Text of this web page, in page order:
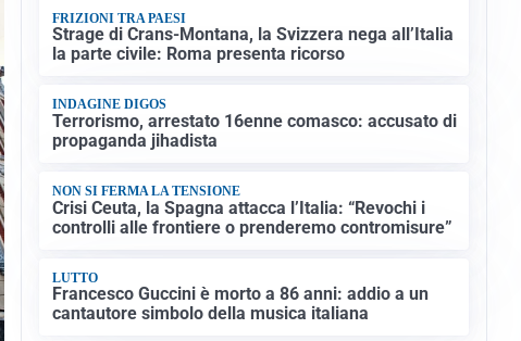
FRIZIONI TRA PAESI
Strage di Crans-Montana, la Svizzera nega all’Italia
la parte civile: Roma presenta ricorso
INDAGINE DIGOS
Terrorismo, arrestato 16enne comasco: accusato di
propaganda jihadista
NON SI FERMA LA TENSIONE
Crisi Ceuta, la Spagna attacca l’Italia: “Revochi i
controlli alle frontiere o prenderemo contromisure”
LUTTO
Francesco Guccini è morto a 86 anni: addio a un
cantautore simbolo della musica italiana